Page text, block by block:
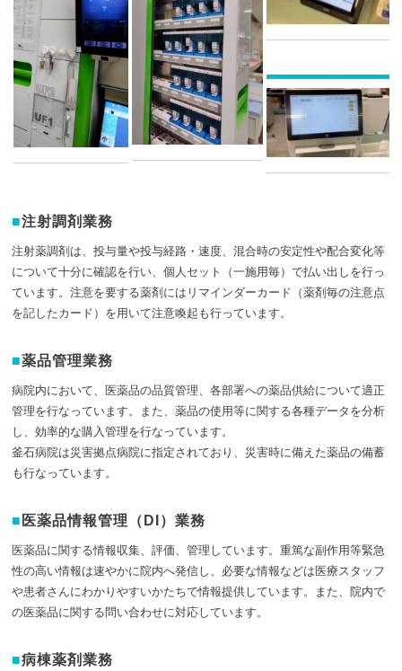
注射調剤業務
注射薬調剤は、投与量や投与経路・速度、混合時の安定性や配合変化等
について十分に確認を行い、個人セット（一施用毎）で払い出しを行っ
ています。注意を要する薬剤にはリマインダーカード（薬剤毎の注意点
を記したカード）を用いて注意喚起も行っています。
薬品管理業務
病院内において、医薬品の品質管理、各部署への薬品供給について適正
管理を行なっています。また、薬品の使用等に関する各種データを分析
し、効率的な購入管理を行なっています。
釜石病院は災害拠点病院に指定されており、災害時に備えた薬品の備蓄
も行なっています。
医薬品情報管理（DI）業務
医薬品に関する情報収集、評価、管理しています。重篤な副作用等緊急
性の高い情報は速やかに院内へ発信し、必要な情報などは医療スタッフ
や患者さんにわかりやすいかたちで情報提供しています。また、院内で
の医薬品に関する問い合わせに対応しています。
病棟薬剤業務